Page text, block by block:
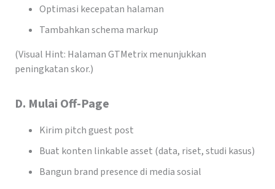
Optimasi kecepatan halaman
Tambahkan schema markup
(Visual Hint: Halaman GTMetrix menunjukkan
peningkatan skor.)
D. Mulai Off-Page
Kirim pitch guest post
Buat konten linkable asset (data, riset, studi kasus)
Bangun brand presence di media sosial